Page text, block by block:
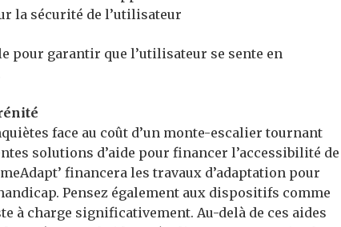
la sécurité de l’utilisateur
pour garantir que l’utilisateur se sente en
face au coût d’un monte-escalier tournant
solutions d’aide pour financer l’accessibilité de
financera les travaux d’adaptation pour
Pensez également aux dispositifs comme
à charge significativement. Au-delà de ces aides